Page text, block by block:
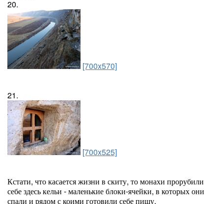
20.
[700x570]
21.
[700x525]
Кстати, что касается жизни в скиту, то монахи прорубили
себе здесь кельи - маленькие блоки-ячейки, в которых они
спали и рядом с коими готовили себе пищу.